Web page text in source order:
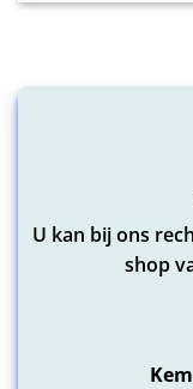
U kan bij ons
shop